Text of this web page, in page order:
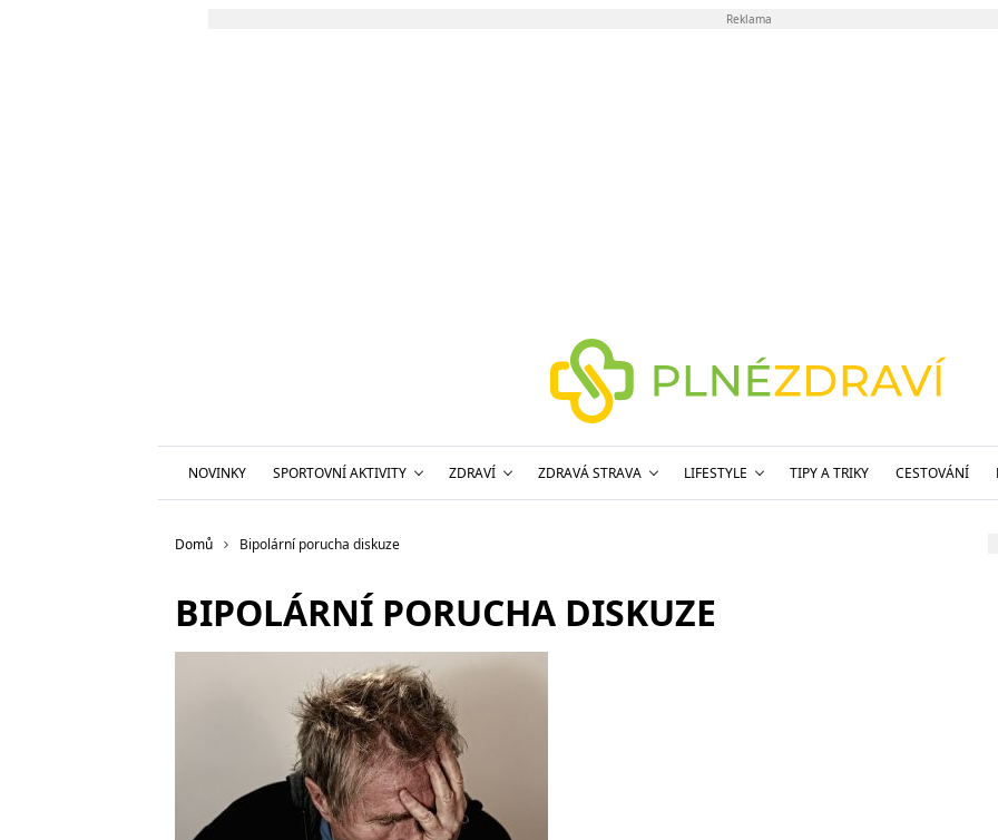
Reklama
NOVINKY SPORTOVNÍ AKTIVITY ZDRAVÍ ZDRAVÁ STRAVA LIFESTYLE TIPY A TRIKY CESTOVÁNÍ
Domů Bipolární porucha diskuze
BIPOLÁRNÍ PORUCHA DISKUZE